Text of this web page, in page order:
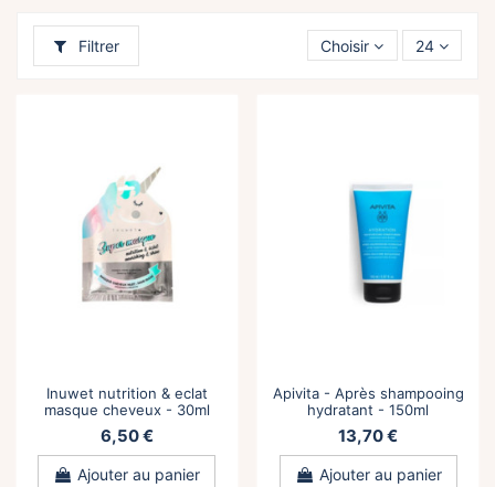
Filtrer Choisir 24
Inuwet nutrition & eclat
masque cheveux - 30ml
6,50 €
Ajouter au panier
Apivita - Après shampooing
hydratant - 150ml
13,70 €
Ajouter au panier